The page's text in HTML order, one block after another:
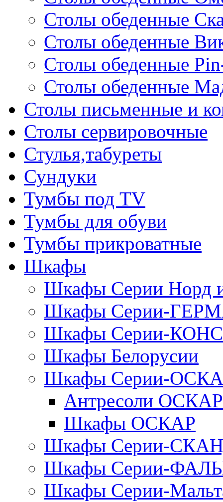
Столы обеденные
Столы обеденные
Столы обеденные
Столы обеденные
Столы письменные и
Столы сервировочные
Стулья,табуреты
Сундуки
Тумбы под TV
Тумбы для обуви
Тумбы прикроватные
Шкафы
Шкафы Серии
Шкафы Серии-
Шкафы Серии-
Шкафы Белорусии
Шкафы Серии-
Антресоли ОСКАР
Шкафы ОСКАР
Шкафы Серии-
Шкафы Серии-
Шкафы Серии-